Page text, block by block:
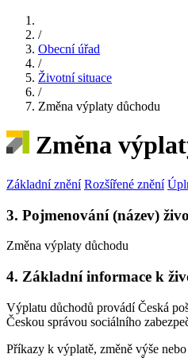
/
Obecní úřad
/
Životní situace
/
Změna výplaty důchodu
Změna
Základní znění Rozšířené znění
3. Pojmenování (název)
Změna výplaty důchodu
4. Základní informace k
Výplatu důchodů provádí Česká
Českou správou sociálního
Příkazy k výplatě, změně výše